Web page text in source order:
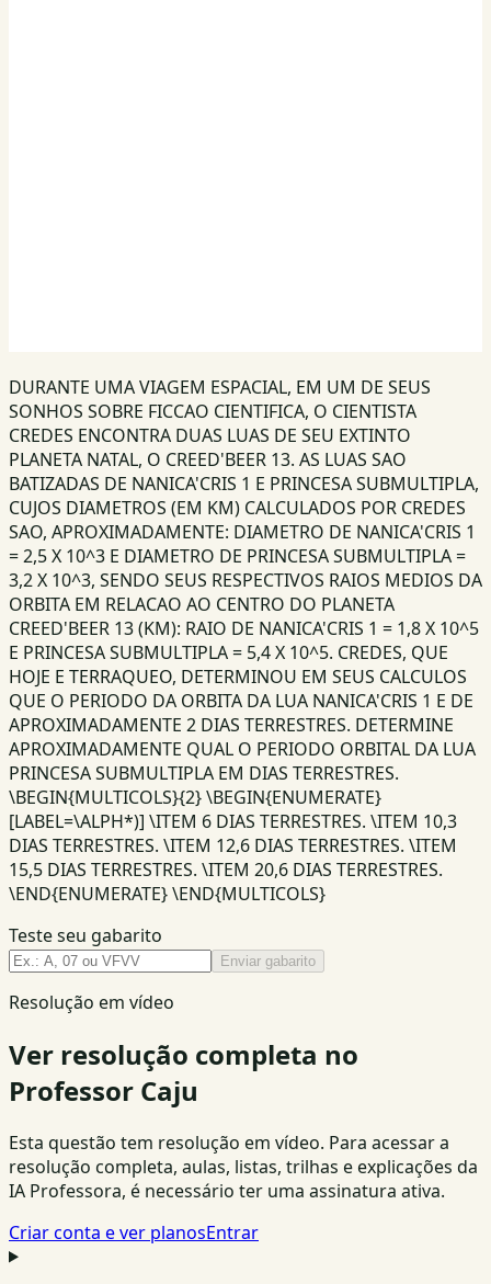
DURANTE UMA VIAGEM ESPACIAL, EM UM DE SEUS
SONHOS SOBRE FICCAO CIENTIFICA, O CIENTISTA
CREDES ENCONTRA DUAS LUAS DE SEU EXTINTO
PLANETA NATAL, O CREED'BEER 13. AS LUAS SAO
BATIZADAS DE NANICA'CRIS 1 E PRINCESA SUBMULTIPLA,
CUJOS DIAMETROS (EM KM) CALCULADOS POR CREDES
SAO, APROXIMADAMENTE: DIAMETRO DE NANICA'CRIS 1
= 2,5 X 10^3 E DIAMETRO DE PRINCESA SUBMULTIPLA =
3,2 X 10^3, SENDO SEUS RESPECTIVOS RAIOS MEDIOS DA
ORBITA EM RELACAO AO CENTRO DO PLANETA
CREED'BEER 13 (KM): RAIO DE NANICA'CRIS 1 = 1,8 X 10^5
E PRINCESA SUBMULTIPLA = 5,4 X 10^5. CREDES, QUE
HOJE E TERRAQUEO, DETERMINOU EM SEUS CALCULOS
QUE O PERIODO DA ORBITA DA LUA NANICA'CRIS 1 E DE
APROXIMADAMENTE 2 DIAS TERRESTRES. DETERMINE
APROXIMADAMENTE QUAL O PERIODO ORBITAL DA LUA
PRINCESA SUBMULTIPLA EM DIAS TERRESTRES.
\BEGIN{MULTICOLS}{2} \BEGIN{ENUMERATE}
[LABEL=\ALPH*)] \ITEM 6 DIAS TERRESTRES. \ITEM 10,3
DIAS TERRESTRES. \ITEM 12,6 DIAS TERRESTRES. \ITEM
15,5 DIAS TERRESTRES. \ITEM 20,6 DIAS TERRESTRES.
\END{ENUMERATE} \END{MULTICOLS}
Teste seu gabarito
Enviar gabarito
Resolução em vídeo
Ver resolução completa no
Professor Caju
Esta questão tem resolução em vídeo. Para acessar a
resolução completa, aulas, listas, trilhas e explicações da
IA Professora, é necessário ter uma assinatura ativa.
Criar conta e ver planosEntrar